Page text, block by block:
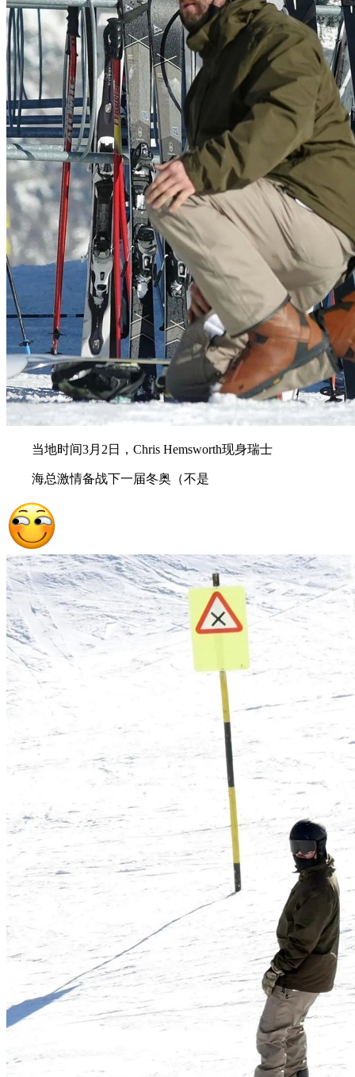
当地时间3月2日，Chris Hemsworth现身瑞士
海总激情备战下一届冬奥（不是